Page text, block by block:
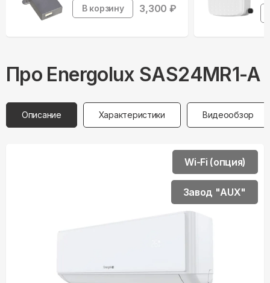
В корзину 3,300 ₽
Про Energolux SAS24MR1-A
Описание Характеристики Видеообзор
Wi-Fi (опция)
Завод "AUX"